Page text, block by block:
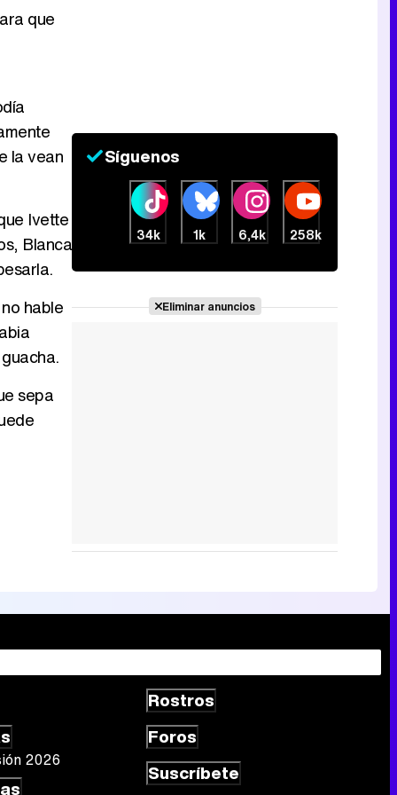
que
la vean
Ivette
Blanca
hable
sepa
Síguenos
34k 1k 6,4k 258k
Eliminar anuncios
2026
Rostros
Foros
Suscríbete